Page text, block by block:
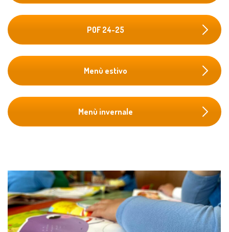
POF 24-25
Menù estivo
Menù invernale